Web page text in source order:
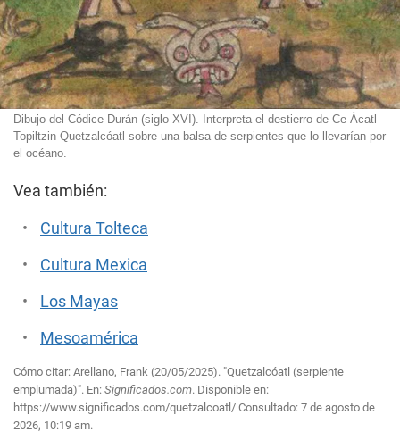
Dibujo del Códice Durán (siglo XVI). Interpreta el destierro de Ce Ácatl
Topiltzin Quetzalcóatl sobre una balsa de serpientes que lo llevarían por
el océano.
Vea también:
Cultura Tolteca
Cultura Mexica
Los Mayas
Mesoamérica
Cómo citar: Arellano, Frank (20/05/2025). "Quetzalcóatl (serpiente
emplumada)". En: Significados.com. Disponible en:
https://www.significados.com/quetzalcoatl/ Consultado: 7 de agosto de
2026, 10:19 am.